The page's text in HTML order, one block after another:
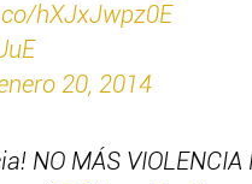
hXJxJwpz0E
20, 2014
NO MÁS VIOLENCIA